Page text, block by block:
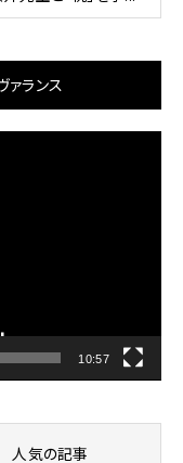
ァランス
10:57
人気の記事